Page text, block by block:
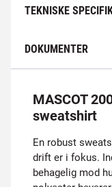
TEKNISKE
DOKUMENTER
MASCOT
sweatshirt
En robust
drift er i fokus.
behagelig mod